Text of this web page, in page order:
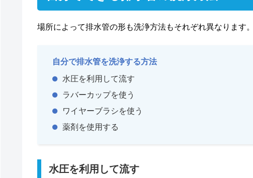
場所によって排水管の形も洗浄方法もそれぞれ異なります
自分で排水管を洗浄する方法
水圧を利用して流す
ラバーカップを使う
ワイヤーブラシを使う
薬剤を使用する
水圧を利用して流す